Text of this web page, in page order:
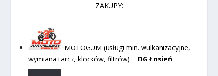
ZAKUPY:
MOTOGUM (usługi min. wulkanizacyjne,
wymiana tarcz, klocków, filtrów) – DG Łosień